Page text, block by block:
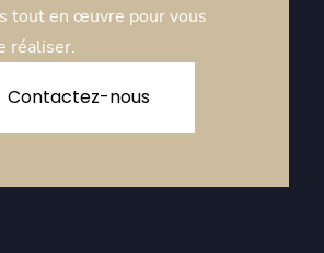
tout en œuvre pour vous
réaliser.
Contactez-nous